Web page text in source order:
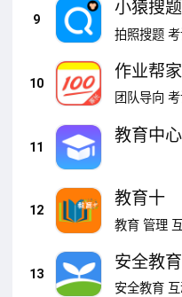
9
小猿搜题
拍照搜题
10
作业帮
团队导向
11
教育中心
12
教育十
教育 管理
13
安全教
安全教育